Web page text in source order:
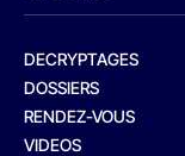
DECRYPTAGES
DOSSIERS
RENDEZ-VOUS
VIDEOS